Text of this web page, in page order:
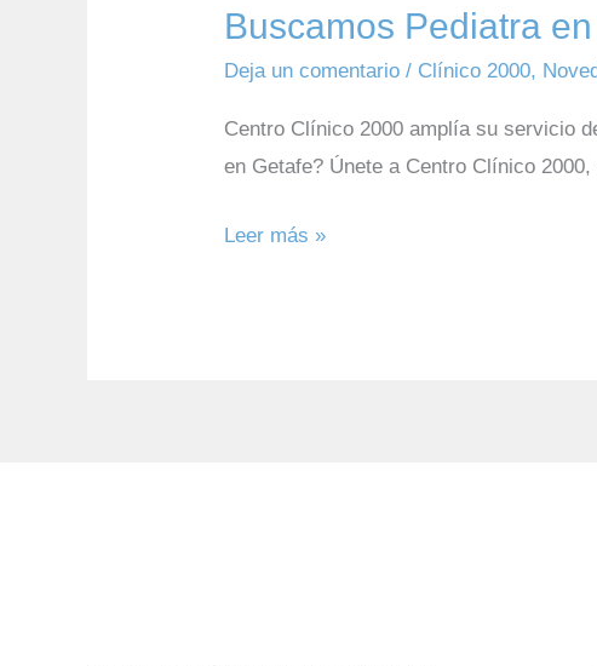
Buscamos Pediatra
Deja un comentario / Clínico 2000,
Centro Clínico 2000 amplía su servicio
en Getafe? Únete a Centro Clínico
Leer más »